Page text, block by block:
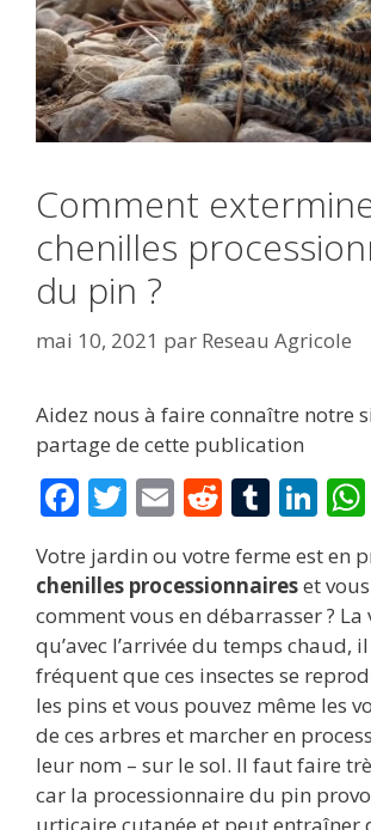
Comment
chenilles
du pin ?
mai 10, 2021 par Reseau Agricole
Aidez nous à faire connaître notre
partage de cette publication
F
ac
e
b
o
o
k
T
w
itt
er
E
ai
l
R
e
d
di
t
T
m
bl
r
Li
k
e
dI
n
Votre jardin ou votre ferme est en
chenilles processionnaireset
comment vous en débarrasser ? La
qu’avec l’arrivée du temps chaud,
fréquent que ces insectes se
les pins et vous pouvez même les
de ces arbres et marcher en
leur nom – sur le sol. Il faut faire
car la processionnaire du pin
urticaire cutanée et peut entraîner